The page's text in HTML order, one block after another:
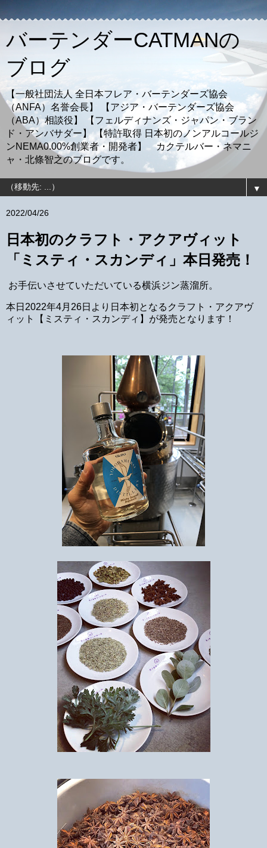
バーテンダーCATMANの
ブログ
【一般社団法人 全日本フレア・バーテンダーズ協会
（ANFA）名誉会長】 【アジア・バーテンダーズ協会
（ABA）相談役】 【フェルディナンズ・ジャパン・ブラン
ド・アンバサダー】 【特許取得 日本初のノンアルコールジ
ンNEMA0.00%創業者・開発者】 カクテルバー・ネマニ
ャ・北條智之のブログです。
▼
2022/04/26
日本初のクラフト・アクアヴィット
「ミスティ・スカンディ」本日発売！
お手伝いさせていただいている横浜ジン蒸溜所。
本日2022年4月26日より日本初となるクラフト・アクアヴ
ィット【ミスティ・スカンディ】が発売となります！